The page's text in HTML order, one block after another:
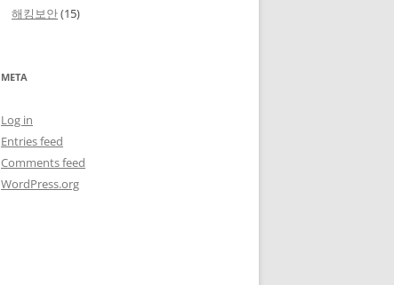
해킹보안(15)
META
Log in
Entries feed
Comments feed
WordPress.org